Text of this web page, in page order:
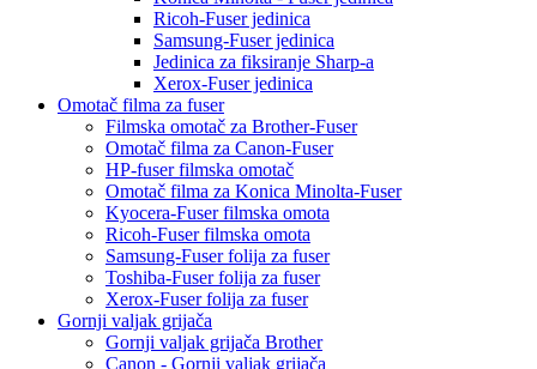
Ricoh-Fuser jedinica
Samsung-Fuser jedinica
Jedinica za fiksiranje Sharp-a
Xerox-Fuser jedinica
Omotač filma za fuser
Filmska omotač za Brother-Fuser
Omotač filma za Canon-Fuser
HP-fuser filmska omotač
Omotač filma za Konica Minolta-Fuser
Kyocera-Fuser filmska omota
Ricoh-Fuser filmska omota
Samsung-Fuser folija za fuser
Toshiba-Fuser folija za fuser
Xerox-Fuser folija za fuser
Gornji valjak grijača
Gornji valjak grijača Brother
Canon - Gornji valjak grijača